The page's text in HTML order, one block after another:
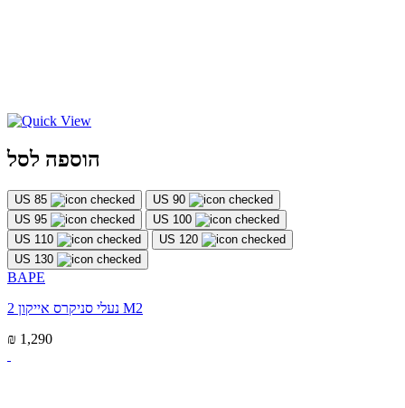
הוספה לסל
US 85
US 90
US 95
US 100
US 110
US 120
US 130
BAPE
נעלי סניקרס אייקון 2 M2
₪ 1,290